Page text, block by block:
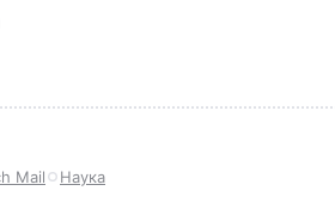
Mail Наука